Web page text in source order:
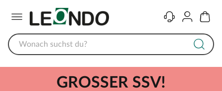
KontaktKonto
GROSSER SSV!